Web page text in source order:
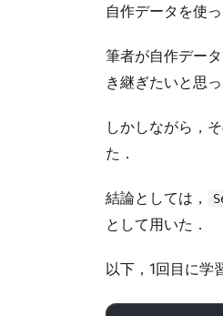
自作データを使
筆者が自作デー
き継ぎたいと思っ
しかしながら，
た．
結論としては，
として用いた．
以下，1回目に学